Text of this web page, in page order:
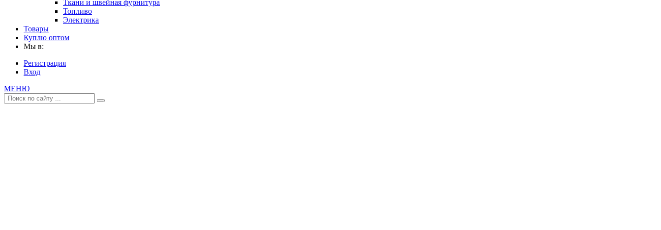
Ткани и швейная фурнитура
Топливо
Электрика
Товары
Куплю оптом
Мы в:
Регистрация
Вход
МЕНЮ